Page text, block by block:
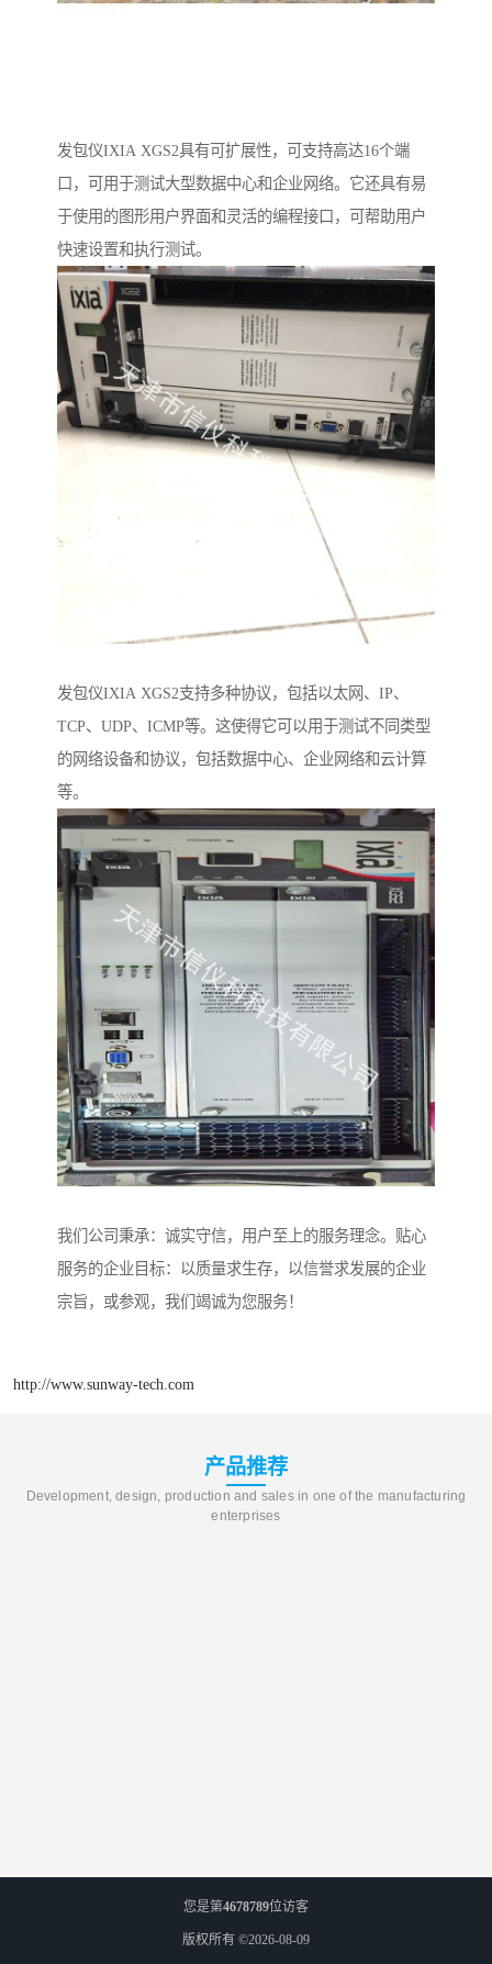
发包仪IXIA XGS2具有可扩展性，可支持高达16个端
口，可用于测试大型数据中心和企业网络。它还具有易
于使用的图形用户界面和灵活的编程接口，可帮助用户
快速设置和执行测试。
发包仪IXIA XGS2支持多种协议，包括以太网、IP、
TCP、UDP、ICMP等。这使得它可以用于测试不同类型
的网络设备和协议，包括数据中心、企业网络和云计算
等。
我们公司秉承：诚实守信，用户至上的服务理念。贴心
服务的企业目标：以质量求生存，以信誉求发展的企业
宗旨，或参观，我们竭诚为您服务！
http://www.sunway-tech.com
产品推荐
Development, design, production and sales in one of the manufacturing
enterprises
您是第4678789位访客
版权所有 ©2026-08-09